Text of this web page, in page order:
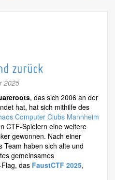
zurück
2025
, das sich 2006 an der
hat, hat sich mithilfe des
Computer Clubs Mannheim
CTF-Spielern eine weitere
gewonnen. Nach einer
Team haben sich alte und
gemeinsames
das FaustCTF 2025,